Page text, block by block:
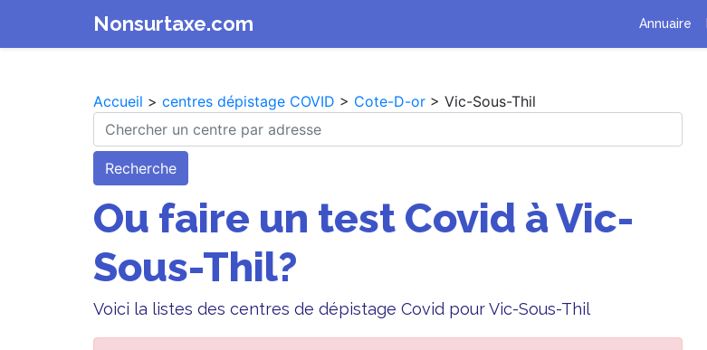
Nonsurtaxe.com Annuaire
Accueil > centres dépistage COVID > Cote-D-or > Vic-Sous-Thil
Recherche
Ou faire un test Covid à Vic-
Sous-Thil?
Voici la listes des centres de dépistage Covid pour Vic-Sous-Thil